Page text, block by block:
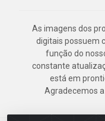
As imagens dos
digitais possuem
função do
constante
está em
Agradecemos